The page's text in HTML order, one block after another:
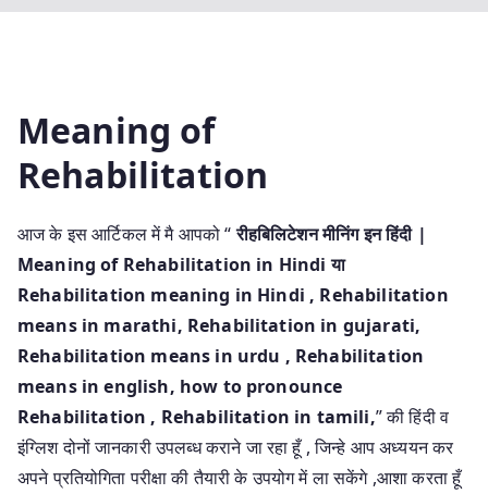
Meaning of
Rehabilitation
आज के इस आर्टिकल में मै आपको “रीहबिलिटेशन मीनिंग इन हिंदी |
Meaning of Rehabilitation in Hindi या
Rehabilitation meaning in Hindi , Rehabilitation
means in marathi, Rehabilitation in gujarati,
Rehabilitation means in urdu , Rehabilitation
means in english, how to pronounce
Rehabilitation , Rehabilitation in tamili,” की हिंदी व
इंग्लिश दोनों जानकारी उपलब्ध कराने जा रहा हूँ , जिन्हे आप अध्ययन कर
अपने प्रतियोगिता परीक्षा की तैयारी के उपयोग में ला सकेंगे ,आशा करता हूँ